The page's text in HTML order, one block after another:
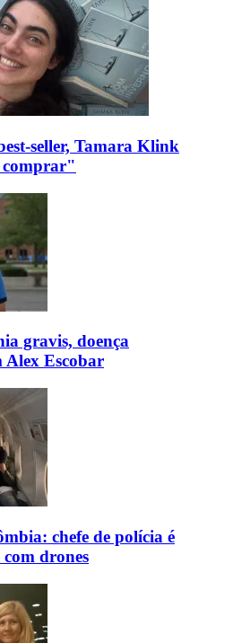
seller, Tamara Klink
comprar"
gravis, doença
Alex Escobar
chefe de polícia é
drones